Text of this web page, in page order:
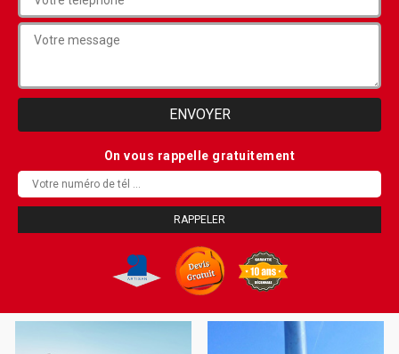
On vous rappelle gratuitement